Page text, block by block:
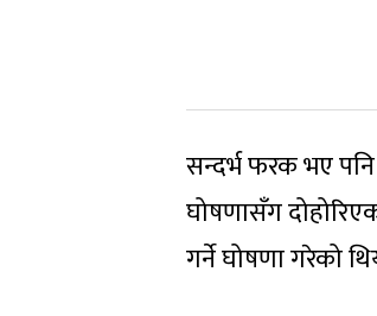
सन्दर्भ फरक भए
घोषणासँग
गर्ने घोषणा गरेको